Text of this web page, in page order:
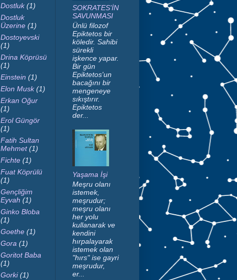
Dostluk (1)
Dostluk
Üzerine (1)
Dostoyevski
(1)
Drina Köprüsü
(1)
Einstein (1)
Elon Musk (1)
Erkan Oğur
(1)
Erol Güngör
(1)
Fatih Sultan
Mehmet (1)
Fichte (1)
Fuat Köprülü
(1)
Gençliğim
Eyvah (1)
Ginko Bloba
(1)
Goethe (1)
Gora (1)
Goritot Baba
(1)
Gorki (1)
SOKRATES'İN
SAVUNMASI
Ünlü filozof
Epiktetos bir
köledir. Sahibi
sürekli
işkence yapar.
Bir gün
Epiktetos'un
bacağını bir
mengeneye
sıkıştırır.
Epiktetos
der...
Yaşama İşi
Meşru olanı
istemek,
meşrudur;
meşru olanı
her yolu
kullanarak ve
kendini
hırpalayarak
istemek olan
"hırs" ise gayri
meşrudur,
er...